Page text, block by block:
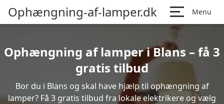
Ophængning-af-lamper.dk Menu
Ophængning af lamper i Blans – få 3
gratis tilbud
Bor du i Blans og skal have hjælp til ophængning af
lamper? Få 3 gratis tilbud fra lokale elektrikere og vælg